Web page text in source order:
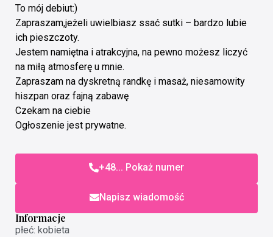
To mój debiut:)
Zapraszam,jeżeli uwielbiasz ssać sutki – bardzo lubie
ich pieszczoty.
Jestem namiętna i atrakcyjna, na pewno możesz liczyć
na miłą atmosferę u mnie.
Zapraszam na dyskretną randkę i masaż, niesamowity
hiszpan oraz fajną zabawę
Czekam na ciebie
Ogłoszenie jest prywatne.
+48... Pokaż numer
Napisz wiadomość
Informacje
płeć: kobieta